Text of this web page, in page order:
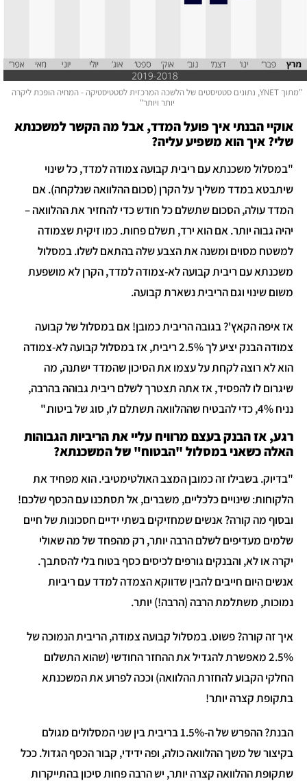
"מתוך YNET, נתונים סטטיסטים של הלשכה המרכזית לסטטיסטיקה - המחיה הופכת ליקרה
יותר ויותר"
אוקיי הבנתי איך פועל המדד, אבל מה הקשר למשכנתא
שלי? איך הוא משפיע עליה?
"במסלול משכנתא עם ריבית קבועה צמודה למדד, כל שינוי
שיתבטא במדד משליך על הקרן (סכום ההלוואה שנלקחה). אם
המדד עולה, הסכום שתשלם כל חודש כדי להחזיר את ההלוואה –
יהיה גבוה יותר. אם הוא ירד, תשלם פחות. כמו זיקית שצמודה
למשטח מסוים ומשנה את הצבע שלה בהתאם לשלו. במסלול
משכנתא עם ריבית קבועה לא-צמודה למדד, הקרן לא מושפעת
משום שינוי וגם הריבית נשארת קבועה.
אז איפה הקאץ'? בגובה הריבית כמובן! אם במסלול של קבועה
צמודה הבנק יציע לך 2.5% ריבית, אז במסלול קבועה לא-צמודה
הוא לא רוצה לקחת על עצמו את הסיכון שהמדד ישתנה, מה
שיגרום לו להפסיד, אז אתה תצטרך לשלם ריבית גבוהה בהרבה,
נניח 4%, כדי להבטיח שההלוואה תשתלם לו, סוג של ביטוח."
רגע, אז הבנק בעצם מרוויח עליי את הריביות הגבוהות
האלה כשאני במסלול "הבטוח" של המשכנתא?
"בדיוק. בשבילו זה כמובן המצב האולטימטיבי. הוא מפחיד את
הלקוחות: שינויים כלכליים, משברים, אל תסתכנו עם הכסף שלכם!
ובסוף מה קורה? אנשים שמחזיקים בשתי ידיים חסכונות של חיים
שלמים מעדיפים לשלם הרבה יותר, רק מהפחד של מה שאולי
יקרה או לא, והבנקים גורפים לכיסים כסף בטוח בלי להסתבך.
אנשים היום חייבים להבין שדווקא הצמדה למדד עם ריביות
נמוכות, משתלמת הרבה (הרבה!) יותר.
איך זה קורה? פשוט. במסלול קבועה צמודה, הריבית הנמוכה של
2.5% מאפשרת להגדיל את ההחזר החודשי (שהוא התשלום
החלקי הקבוע להחזרת ההלוואה) וככה לפרוע את המשכנתא
בתקופת קצרה יותר!
הבנת? ההפרש של ה-1.5% בריבית בין שני המסלולים מגולם
בקיצור של משך ההלוואה כולה, ופה ידידי, קבור הכסף הגדול. ככל
שתקופת ההלוואה קצרה יותר, יש הרבה פחות סיכון בהתייקרות